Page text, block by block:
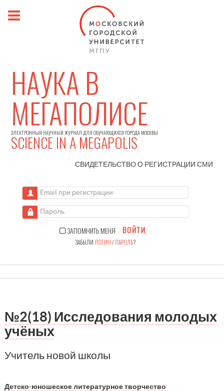
НАУКА В
МЕГАПОЛИСЕ
ЭЛЕКТРОННЫЙ НАУЧНЫЙ ЖУРНАЛ ДЛЯ ОБУЧАЮЩИХСЯ ГОРОДА МОСКВЫ
SCIENCE IN A MEGAPOLIS
СВИДЕТЕЛЬСТВО О РЕГИСТРАЦИИСМИ
Email при регистрации
Пароль
ЗАПОМНИТЬ МЕНЯ ВОЙТИ
ЗАБЫЛИ ЛОГИН/ПАРОЛЬ?
№2(18) Исследования молодых
учёных
Учитель новой школы
Детско-юношеское литературное творчество